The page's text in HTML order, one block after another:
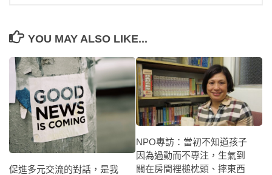
YOU MAY ALSO LIKE...
促進多元交流的對話，是我
NPO專訪：當初不知道孩子
因為過動而不專注，生氣到
關在房間裡槌枕頭、摔東西